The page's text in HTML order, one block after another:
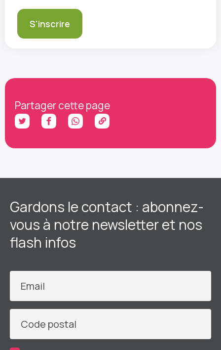
Partager cette page
Gardons le contact : abonnez-
vous à notre newsletter et nos
flash infos
Email
Code postal